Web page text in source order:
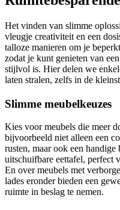
Het vinden van slimme
vleugje creativiteit en een
talloze manieren om je
zodat je kunt genieten van
stijlvol is. Hier delen we
laten stralen, zelfs in de
Slimme meubelkeuzes
Kies voor meubels die meer
bijvoorbeeld niet alleen een
rusten, maar ook een
uitschuifbare eettafel, perfect
En over meubels met
lades eronder bieden een
ruimte in beslag te nemen.